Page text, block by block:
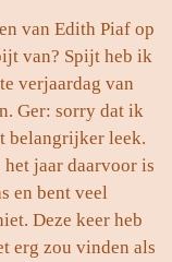
van Edith Piaf op
van? Spijt heb ik
verjaardag van
Ger: sorry dat ik
belangrijker leek.
jaar daarvoor is
en bent veel
Deze keer heb
erg zou vinden als